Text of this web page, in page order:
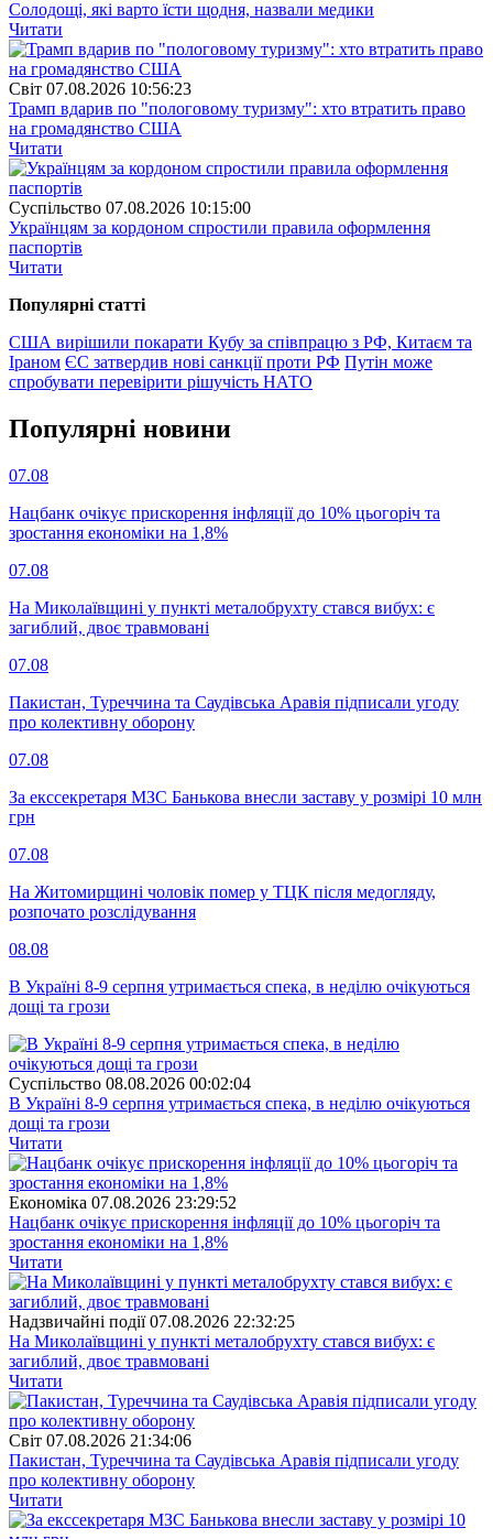
Солодощі, які варто їсти щодня, назвали медики
Читати
Свiт 07.08.2026 10:56:23
Трамп вдарив по "пологовому туризму": хто втратить право
на громадянство США
Читати
Суспiльство 07.08.2026 10:15:00
Українцям за кордоном спростили правила оформлення
паспортів
Читати
Популярнi статтi
США вирішили покарати Кубу за співпрацю з РФ, Китаєм та
Іраном ЄС затвердив нові санкції проти РФ Путін може
спробувати перевірити рішучість НАТО
Популярнi новини
07.08
Нацбанк очікує прискорення інфляції до 10% цьогоріч та
зростання економіки на 1,8%
07.08
На Миколаївщині у пункті металобрухту стався вибух: є
загиблий, двоє травмовані
07.08
Пакистан, Туреччина та Саудівська Аравія підписали угоду
про колективну оборону
07.08
За екссекретаря МЗС Банькова внесли заставу у розмірі 10 млн
грн
07.08
На Житомирщині чоловік помер у ТЦК після медогляду,
розпочато розслідування
08.08
В Україні 8-9 серпня утримається спека, в неділю очікуються
дощі та грози
Суспiльство 08.08.2026 00:02:04
В Україні 8-9 серпня утримається спека, в неділю очікуються
дощі та грози
Читати
Економіка 07.08.2026 23:29:52
Нацбанк очікує прискорення інфляції до 10% цьогоріч та
зростання економіки на 1,8%
Читати
Надзвичайні події 07.08.2026 22:32:25
На Миколаївщині у пункті металобрухту стався вибух: є
загиблий, двоє травмовані
Читати
Свiт 07.08.2026 21:34:06
Пакистан, Туреччина та Саудівська Аравія підписали угоду
про колективну оборону
Читати